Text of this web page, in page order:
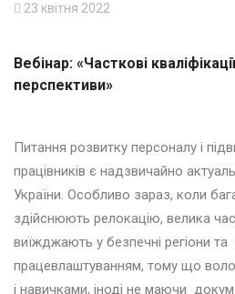
23 квітня 2022
Вебінар: «Часткові
перспективи»
Питання розвитку персоналу і
працівників є надзвичайно
України. Особливо зараз, коли
здійснюють релокацію, велика
виїжджають у безпечні регіони
працевлаштуванням, тому що
і навичками, іноді не маючи